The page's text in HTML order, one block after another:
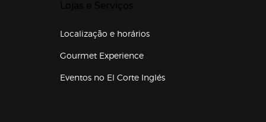
Localização e horários
Gourmet Experience
Eventos no El Corte Inglés